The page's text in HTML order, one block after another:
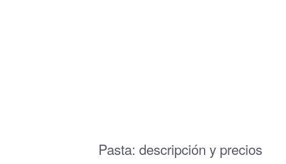
Pasta: descripción y precios